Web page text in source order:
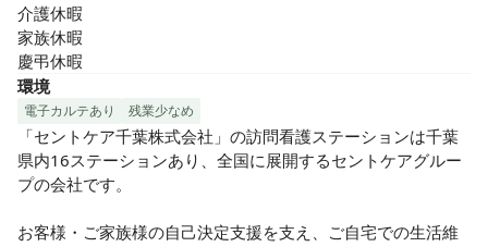
介護休暇
家族休暇
慶弔休暇
環境
電子カルテあり 残業少なめ
「セントケア千葉株式会社」の訪問看護ステーションは千葉
県内16ステーションあり、全国に展開するセントケアグルー
プの会社です。
お客様・ご家族様の自己決定支援を支え、ご自宅での生活維